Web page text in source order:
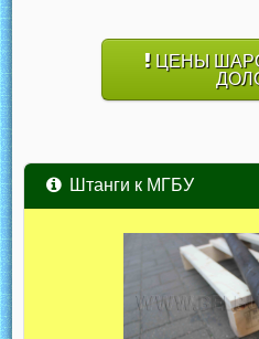
ЦЕНЫ
Штанги к МГБУ